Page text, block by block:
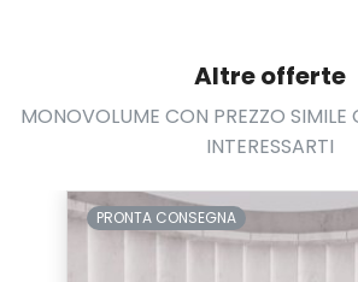
Altre offerte
MONOVOLUME CON PREZZO SIMILE
INTERESSARTI
PRONTA CONSEGNA